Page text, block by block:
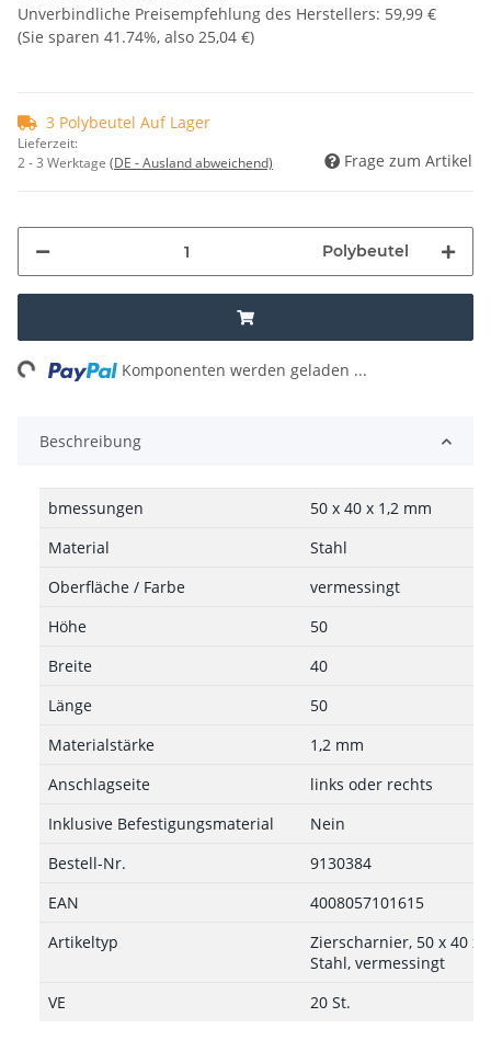
Unverbindliche Preisempfehlung des Herstellers: 59,99 €
(Sie sparen 41.74%, also 25,04 €)
3 Polybeutel Auf Lager
Lieferzeit:
2 - 3 Werktage (DE - Ausland abweichend) Frage zum Artikel
Polybeutel
Komponenten werden geladen ...
Beschreibung
bmessungen
50 x 40 x 1,2 mm
Material
Stahl
Oberfläche / Farbe
vermessingt
Höhe
50
Breite
40
Länge
50
Materialstärke
1,2 mm
Anschlagseite
links oder rechts
Inklusive Befestigungsmaterial
Nein
Bestell-Nr.
9130384
EAN
4008057101615
Artikeltyp
Zierscharnier, 50 x 40 x
Stahl, vermessingt
VE
20 St.